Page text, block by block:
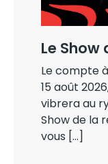
Le Show
Le compte
15 août
vibrera au
Show de la
vous […]